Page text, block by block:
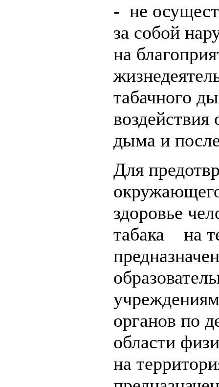
- не
за собой
на
табачного
дыма и
Для
здоровье
табака на
органов по
области
на